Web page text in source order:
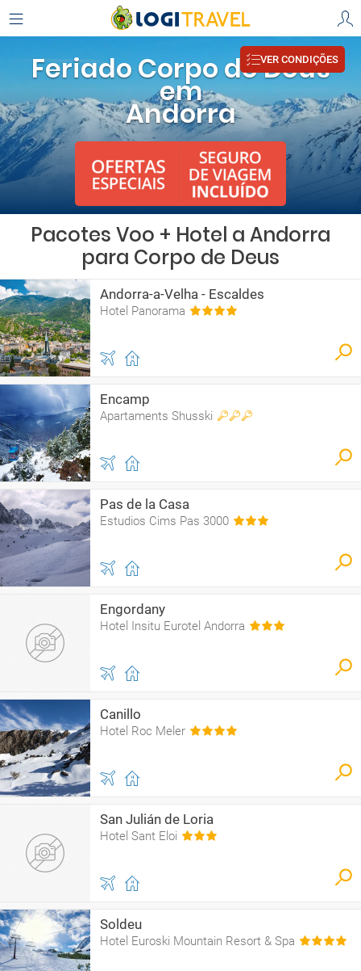
Feriado Corpo de Deus
em
Andorra
VER CONDIÇÕES
Pacotes Voo + Hotel a Andorra
para Corpo de Deus
Andorra-a-Velha - Escaldes
Hotel Panorama
Encamp
Apartaments Shusski
Pas de la Casa
Estudios Cims Pas 3000
Engordany
Hotel Insitu Eurotel Andorra
Canillo
Hotel Roc Meler
San Julián de Loria
Hotel Sant Eloi
Soldeu
Hotel Euroski Mountain Resort & Spa